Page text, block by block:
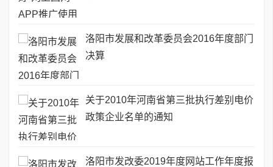
洛阳市发展和改革委员会2016年度部门
决算
关于2010年河南省第三批执行差别电价
政策企业名单的通知
洛阳市发改委2019年度网站工作年度报